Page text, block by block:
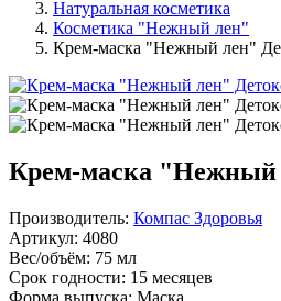
Натуральная косметика
Косметика "Нежный лен"
Крем-маска "Нежный лен"
Крем-маска "Нежный
Производитель: Компас Здоровья
Артикул: 4080
Вес/объём: 75 мл
Срок годности: 15 месяцев
Форма выпуска: Маска